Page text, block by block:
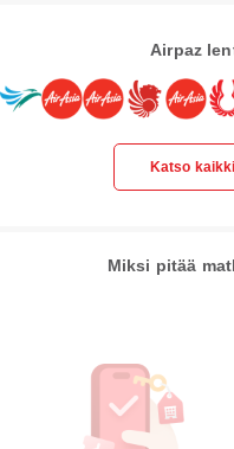
Airpaz
Katso
Miksi pitää